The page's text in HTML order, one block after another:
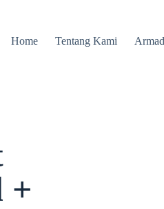
Home Tentang Kami
+